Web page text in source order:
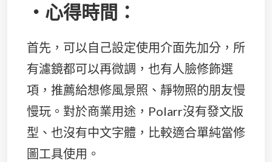
・心得時間：
首先，可以自己設定使用介面先加分，所
有濾鏡都可以再微調，也有人臉修飾選
項，推薦給想修風景照、靜物照的朋友慢
慢玩。對於商業用途，Polarr沒有發文版
型、也沒有中文字體，比較適合單純當修
圖工具使用。